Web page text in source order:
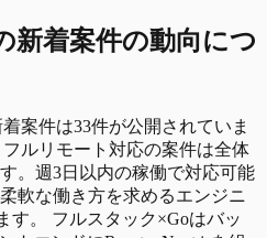
新着案件の動向につ
案件は33件が公開されていま
ルリモート対応の案件は全体
。週3日以内の稼働で対応可能
軟な働き方を求めるエンジニ
す。 フルスタック×Goはバッ